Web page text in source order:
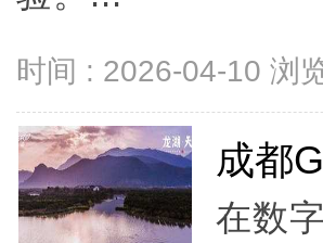
时间 : 2026-04-10 浏
成都
在数